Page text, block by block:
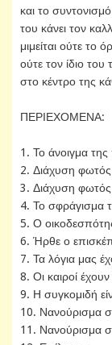
και το
του κάνει τον
μιμείται ούτε το
ούτε τον ίδιο
στο κέντρο της
ΠΕΡΙΕΧΟΜΕΝΑ:
1. Το άνοιγμα
2. Διάχυση
3. Διάχυση φωτός
4. Το σφράγισμα
5. Ο οικοδεσπότης
6. Ήρθε ο
7. Τα λόγια μας
8. Οι καιροί
9. Η συγκομιδή
10. Νανούρισμα
11. Νανούρισμα